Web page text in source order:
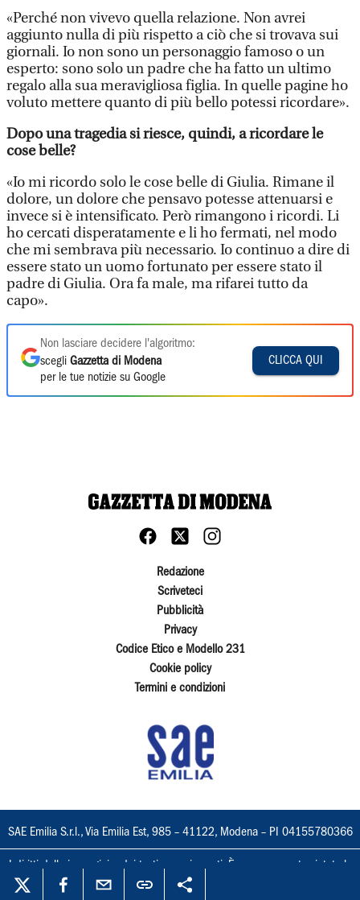
«Perché non vivevo quella relazione. Non avrei
aggiunto nulla di più rispetto a ciò che si trovava sui
giornali. Io non sono un personaggio famoso o un
esperto: sono solo un padre che ha fatto un ultimo
regalo alla sua meravigliosa figlia. In quelle pagine ho
voluto mettere quanto di più bello potessi ricordare».
Dopo una tragedia si riesce, quindi, a ricordare le
cose belle?
«Io mi ricordo solo le cose belle di Giulia. Rimane il
dolore, un dolore che pensavo potesse attenuarsi e
invece si è intensificato. Però rimangono i ricordi. Li
ho cercati disperatamente e li ho fermati, nel modo
che mi sembrava più necessario. Io continuo a dire di
essere stato un uomo fortunato per essere stato il
padre di Giulia. Ora fa male, ma rifarei tutto da
capo».
Non lasciare decidere l'algoritmo:
scegli Gazzetta di Modena
per le tue notizie su Google
CLICCA QUI
Redazione
Scriveteci
Pubblicità
Privacy
Codice Etico e Modello 231
Cookie policy
Termini e condizioni
SAE Emilia S.r.l., Via Emilia Est, 985 – 41122, Modena – PI 04155780366
I diritti delle immagini e dei testi sono riservati. È espressamente vietata la
loro riproduzione con qualsiasi mezzo e l'adattamento totale o parziale.